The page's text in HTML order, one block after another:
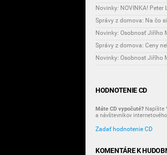
Novinky: NOVINKA!
Správy z domova: Na čo
Novinky: Osobnosť Jiřího
Správy z domova: Ceny
HODNOTENIE CD
Máte CD vypočuté? Napíšte
a návštevníkov
Zadať hodnotenie CD
KOMENTÁRE K